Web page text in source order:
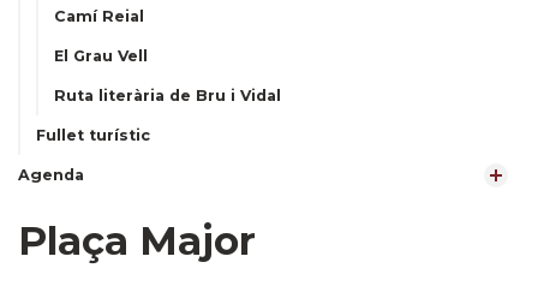
Camí Reial
El Grau Vell
Ruta literària de Bru i Vidal
Fullet turístic
Agenda
Plaça Major